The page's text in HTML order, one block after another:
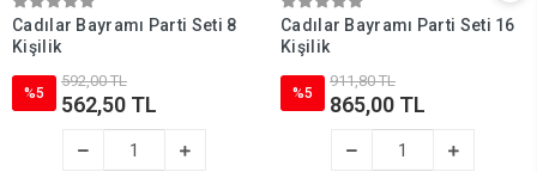
Cadılar Bayramı Parti Seti 8
Kişilik
%5
592,00 TL
562,50 TL
Cadılar Bayramı Parti Seti 16
Kişilik
%5
911,80 TL
865,00 TL